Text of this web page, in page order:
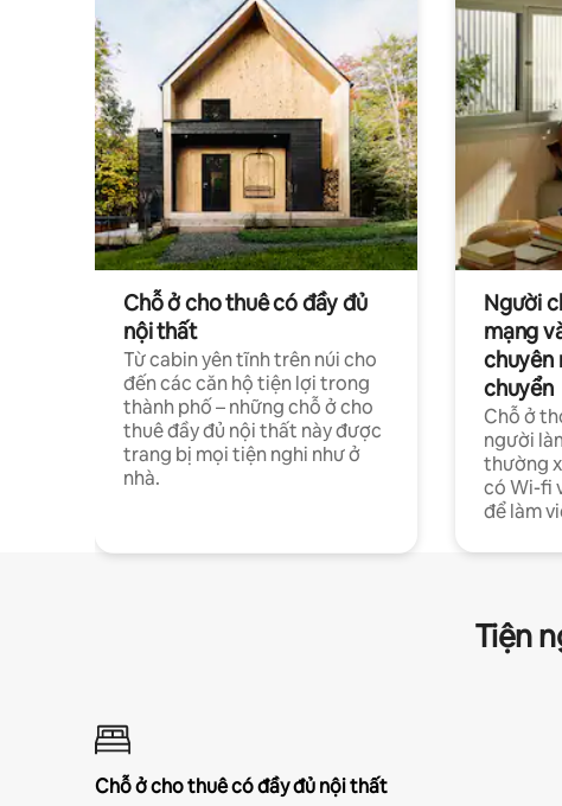
Chỗ ở cho thuê có đầy đủ
nội thất
Từ cabin yên tĩnh trên núi cho
đến các căn hộ tiện lợi trong
thành phố – những chỗ ở cho
thuê đầy đủ nội thất này được
trang bị mọi tiện nghi như ở
nhà.
Người
mạng
chuyên
chuyển
Chỗ ở
người
thường
có Wi-fi
để làm
Tiện
Chỗ ở cho thuê có đầy đủ nội thất